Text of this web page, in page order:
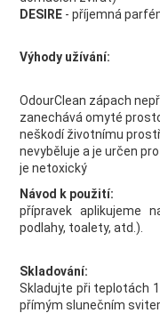
DESIRE - příjemná
Výhody užívání:
OdourClean zápach
zanechává omyté
neškodí životnímu
nevyběluje a je určen
je netoxický
Návod k použití:
přípravek aplikujeme
podlahy, toalety, atd.).
Skladování:
Skladujte při teplotách
přímým slunečním